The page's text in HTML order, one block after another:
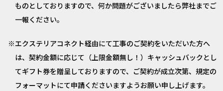
ものとしておりますので、何か問題がございましたら弊社までご
一報ください。
エクステリアコネクト経由にて工事のご契約をいただいた方へ
は、契約金額に応じて（上限金額無し！）キャッシュバックとし
てギフト券を贈呈しておりますので、ご契約が成立次第、規定の
フォーマットにて申請くださいますようお願い申し上げます。